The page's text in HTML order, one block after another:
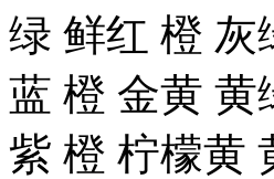
绿 鲜红 橙 灰
蓝 橙 金黄 黄
紫 橙 柠檬黄